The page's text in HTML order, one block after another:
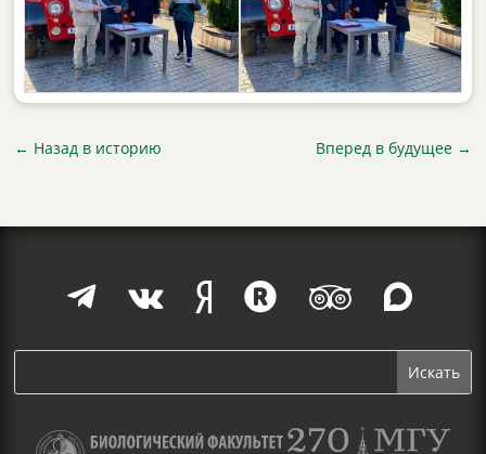
← Назад в историю Вперед в будущее→
     